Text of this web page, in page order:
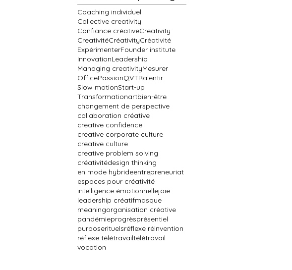
Coaching individuel
Collective creativity
Confiance créativeCreativity
CreativitéCréativityCréativité
ExpérimenterFounder institute
InnovationLeadership
Managing creativityMesurer
OfficePassionQVTRalentir
Slow motionStart-up
Transformationartbien-être
changement de perspective
collaboration créative
creative confidence
creative corporate culture
creative culture
creative problem solving
créativitédesign thinking
en mode hybrideentrepreneuriat
espaces pour créativité
intelligence émotionnellejoie
leadership créatifmasque
meaningorganisation créative
pandémieprogrèsprésentiel
purposerituelsréflexe réinvention
réflexe télétravailtélétravail
vocation